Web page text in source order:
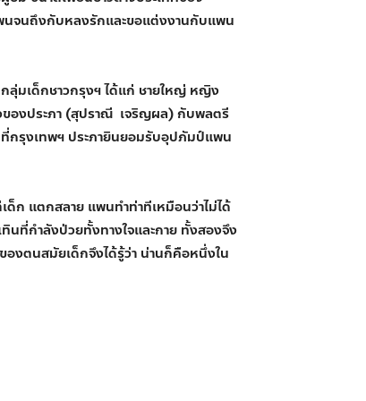
นจนถึงกับหลงรักและขอแต่งงานกับแพน
ลุ่มเด็กชาวกรุงฯ ได้แก่ ชายใหญ่ หญิง
องประภา (สุปราณี เจริญผล) กับพลตรี
กรุงเทพฯ ประภายินยอมรับอุปภัมป์แพน
ก แตกสลาย แพนทำท่าทีเหมือนว่าไม่ได้
ที่กำลังป่วยทั้งทางใจและกาย ทั้งสองจึง
งตนสมัยเด็กจึงได้รู้ว่า น่านก็คือหนึ่งใน